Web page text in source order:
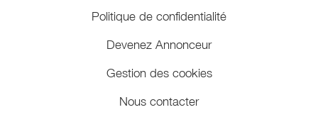
Politique de confidentialité
Devenez Annonceur
Gestion des cookies
Nous contacter